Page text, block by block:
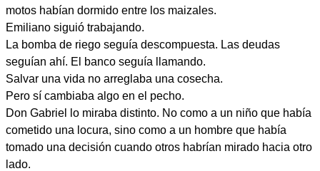
motos habían dormido entre los maizales.
Emiliano siguió trabajando.
La bomba de riego seguía descompuesta. Las deudas
seguían ahí. El banco seguía llamando.
Salvar una vida no arreglaba una cosecha.
Pero sí cambiaba algo en el pecho.
Don Gabriel lo miraba distinto. No como a un niño que había
cometido una locura, sino como a un hombre que había
tomado una decisión cuando otros habrían mirado hacia otro
lado.